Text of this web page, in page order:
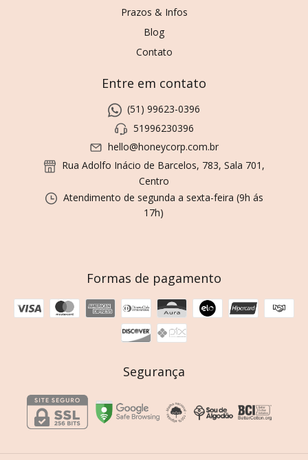
Prazos & Infos
Blog
Contato
Entre em contato
(51) 99623-0396
51996230396
hello@honeycorp.com.br
Rua Adolfo Inácio de Barcelos, 783, Sala 701,
Centro
Atendimento de segunda a sexta-feira (9h ás
17h)
Formas de pagamento
Segurança